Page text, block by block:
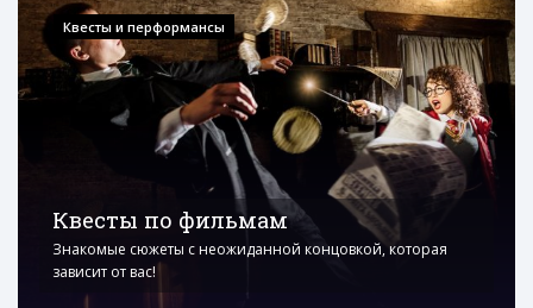
Квесты и перформансы
Квесты по фильмам
Знакомые сюжеты с неожиданной концовкой, которая
зависит от вас!